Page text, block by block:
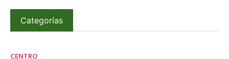
Categorías
CENTRO